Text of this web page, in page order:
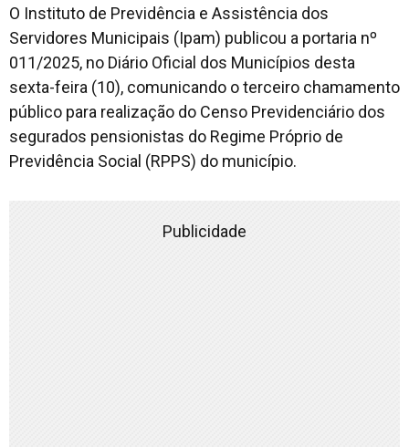
O Instituto de Previdência e Assistência dos
Servidores Municipais (Ipam) publicou a portaria nº
011/2025, no Diário Oficial dos Municípios desta
sexta-feira (10), comunicando o terceiro chamamento
público para realização do Censo Previdenciário dos
segurados pensionistas do Regime Próprio de
Previdência Social (RPPS) do município.
Publicidade